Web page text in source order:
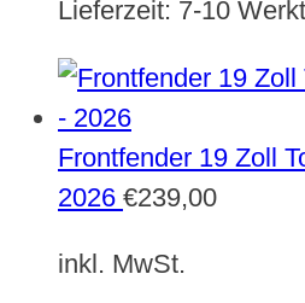
Lieferzeit: 7-10
Frontfender 19 Zoll
2026 €239,00
inkl. MwSt.